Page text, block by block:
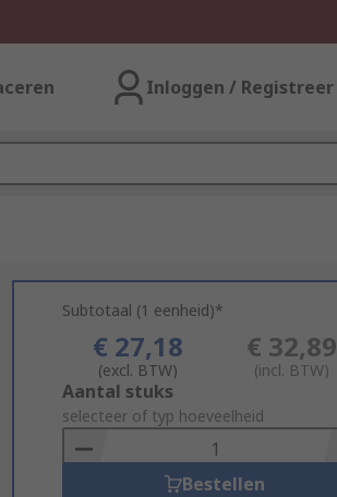
Inloggen / Registreer
Subtotaal (1 eenheid)*
€ 27,18
(excl. BTW)
€ 32,89
(incl. BTW)
Add
to
Basket
Aantal stuks
selecteer of typ hoeveelheid
Bestellen